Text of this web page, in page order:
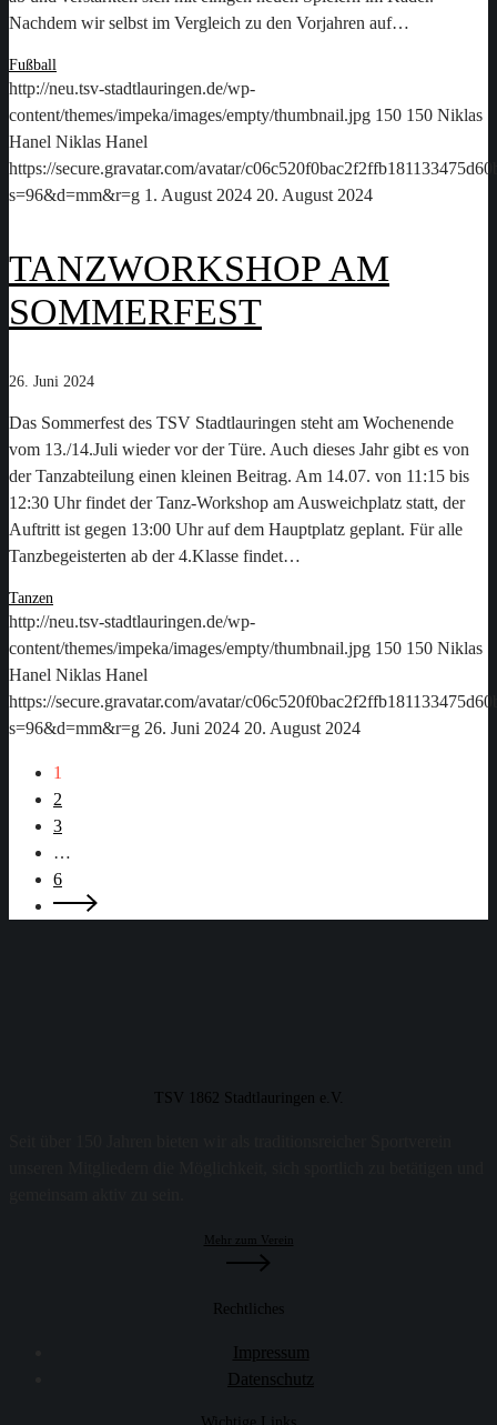
Nachdem wir selbst im Vergleich zu den Vorjahren auf…
Fußball
http://neu.tsv-stadtlauringen.de/wp-
content/themes/impeka/images/empty/thumbnail.jpg 150 150 Niklas
Hanel Niklas Hanel
https://secure.gravatar.com/avatar/
s=96&d=mm&r=g 1. August 2024 20. August 2024
TANZWORKSHOP AM
SOMMERFEST
26. Juni 2024
Das Sommerfest des TSV Stadtlauringen steht am Wochenende
vom 13./14.Juli wieder vor der Türe. Auch dieses Jahr gibt es von
der Tanzabteilung einen kleinen Beitrag. Am 14.07. von 11:15 bis
12:30 Uhr findet der Tanz-Workshop am Ausweichplatz statt, der
Auftritt ist gegen 13:00 Uhr auf dem Hauptplatz geplant. Für alle
Tanzbegeisterten ab der 4.Klasse findet…
Tanzen
http://neu.tsv-stadtlauringen.de/wp-
content/themes/impeka/images/empty/thumbnail.jpg 150 150 Niklas
Hanel Niklas Hanel
https://secure.gravatar.com/avatar/
s=96&d=mm&r=g 26. Juni 2024 20. August 2024
1
2
3
…
6
TSV 1862 Stadtlauringen e.V.
Mehr zum Verein
Rechtliches
Impressum
Datenschutz